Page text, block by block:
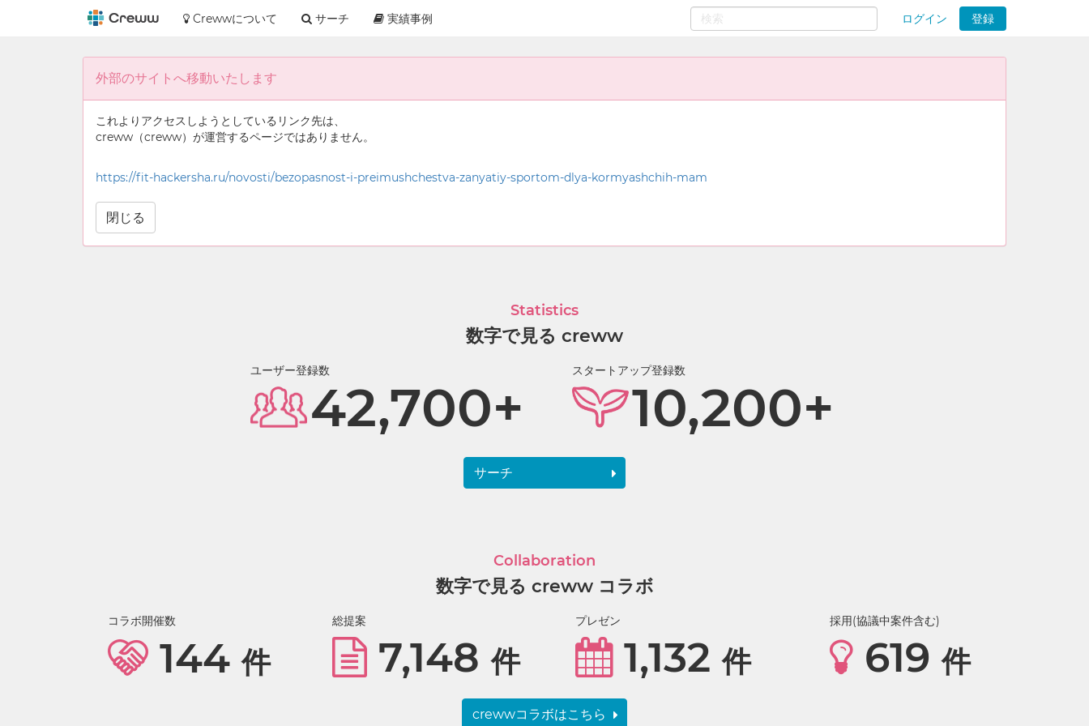
Crewwについて サーチ 実績事例 ログイン
登録
selections
外部のサイトへ移動いたします
これよりアクセスしようとしているリンク先は、
creww（creww）が運営するページではありません。
https://fit-hackersha.ru/novosti/bezopasnost-i-preimushchestva-zanyatiy-sportom-dlya-kormyashchih-mam
閉じる
Statistics
数字で見る creww
ユーザー登録数
42,700+
スタートアップ登録数
10,200+
サーチ
Collaboration
数字で見る creww コラボ
コラボ開催数
144件
総提案
7,148件
プレゼン
1,132件
採用(協議中案件含む)
619件
crewwコラボはこちら